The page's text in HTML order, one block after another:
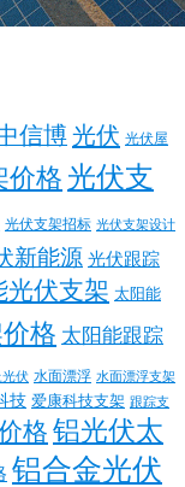
信博光伏 光伏屋
价格 光伏支
光伏支架招标 光伏支架设计
新能源 光伏跟踪
光伏支架 太阳能
格 太阳能跟踪
光伏 水面漂浮 水面漂浮支架
技 爱康科技支架 跟踪支
格 铝光伏太
铝合金光伏